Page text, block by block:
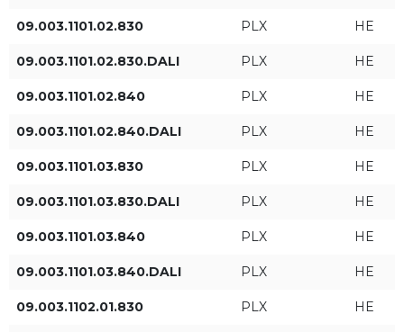
930
RGB
Długość A [mm]
Poziom strumienia
HE
HO
09.003.1101.02.830 PLX HE
09.003.1101.02.830.DALI PLX HE
09.003.1101.02.840 PLX HE
09.003.1101.02.840.DALI PLX HE
09.003.1101.03.830 PLX HE
09.003.1101.03.830.DALI PLX HE
09.003.1101.03.840 PLX HE
09.003.1101.03.840.DALI PLX HE
09.003.1102.01.830 PLX HE